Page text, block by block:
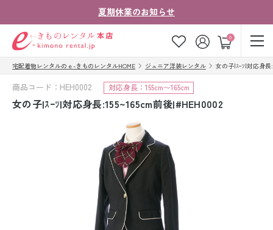
夏期休業のお知らせ
0
ゲスト
お気に入り ログイン カート
ご注文の流れ
お客様の声
法人・グループの
お客様はこちら
宅配着物レンタルのｅ-きものレンタルHOME ジュニア洋装レンタル 女の子|ｽｰﾂ|対応身長
商品コード：HEH0002 対応身長：155cm〜165cm
女の子|ｽｰﾂ|対応身長:155~165cm前後|#HEH0002